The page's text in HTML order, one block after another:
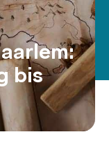
bis